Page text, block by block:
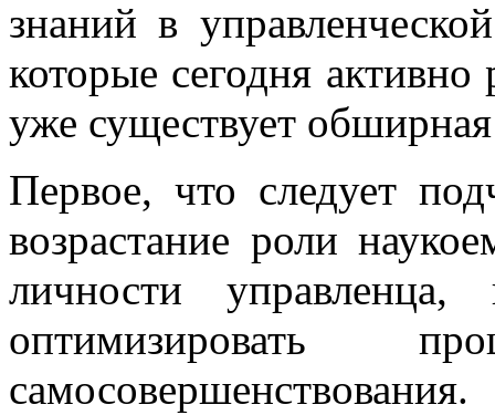
знаний в
которые сегодня
уже существует обширная
Первое, что следует
возрастание роли
личности управленца,
оптимизировать
самосовершенствования.